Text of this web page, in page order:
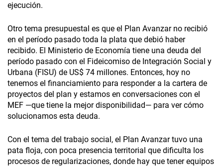
ejecución.
Otro tema presupuestal es que el Plan Avanzar no recibió
en el período pasado toda la plata que debió haber
recibido. El Ministerio de Economía tiene una deuda del
período pasado con el Fideicomiso de Integración Social y
Urbana (FISU) de US$ 74 millones. Entonces, hoy no
tenemos el financiamiento para responder a la cartera de
proyectos del plan y estamos en conversaciones con el
MEF —que tiene la mejor disponibilidad— para ver cómo
solucionamos esta deuda.
Con el tema del trabajo social, el Plan Avanzar tuvo una
pata floja, con poca presencia territorial que dificulta los
procesos de regularizaciones, donde hay que tener equipos